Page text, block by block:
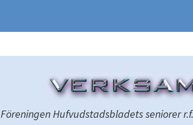
Föreningen Hufvudstadsbladets seniorer r.f.